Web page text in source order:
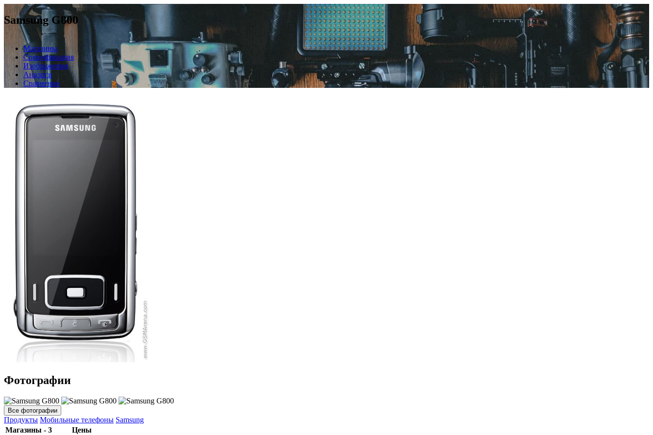
Samsung G800
Магазины
Спецификация
Изображения
Аналоги
Сравнение
Фотографии
Все фотографии
Продукты Мобильные телефоны Samsung
Магазины - 3
Цены